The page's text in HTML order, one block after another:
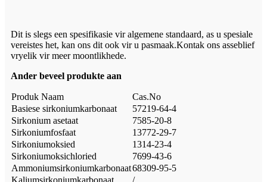
Dit is slegs een spesifikasie vir algemene standaard, as u spesiale
vereistes het, kan ons dit ook vir u pasmaak.Kontak ons ​​asseblief
vryelik vir meer moontlikhede.
Ander beveel produkte aan
Produk Naam
Cas.No
Basiese sirkoniumkarbonaat
57219-64-4
Sirkonium asetaat
7585-20-8
Sirkoniumfosfaat
13772-29-7
Sirkoniumoksied
1314-23-4
Sirkoniumoksichloried
7699-43-6
Ammoniumsirkoniumkarbonaat68309-95-5
Kaliumsirkoniumkarbonaat
/